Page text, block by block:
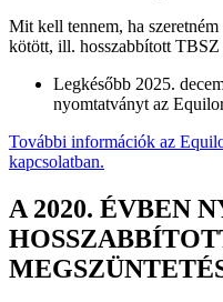
Mit kell tennem, ha
kötött, ill. hosszabbított TBSZ
Legkésőbb 2025.
nyomtatványt az
További információk az
kapcsolatban.
A 2020. ÉVBEN